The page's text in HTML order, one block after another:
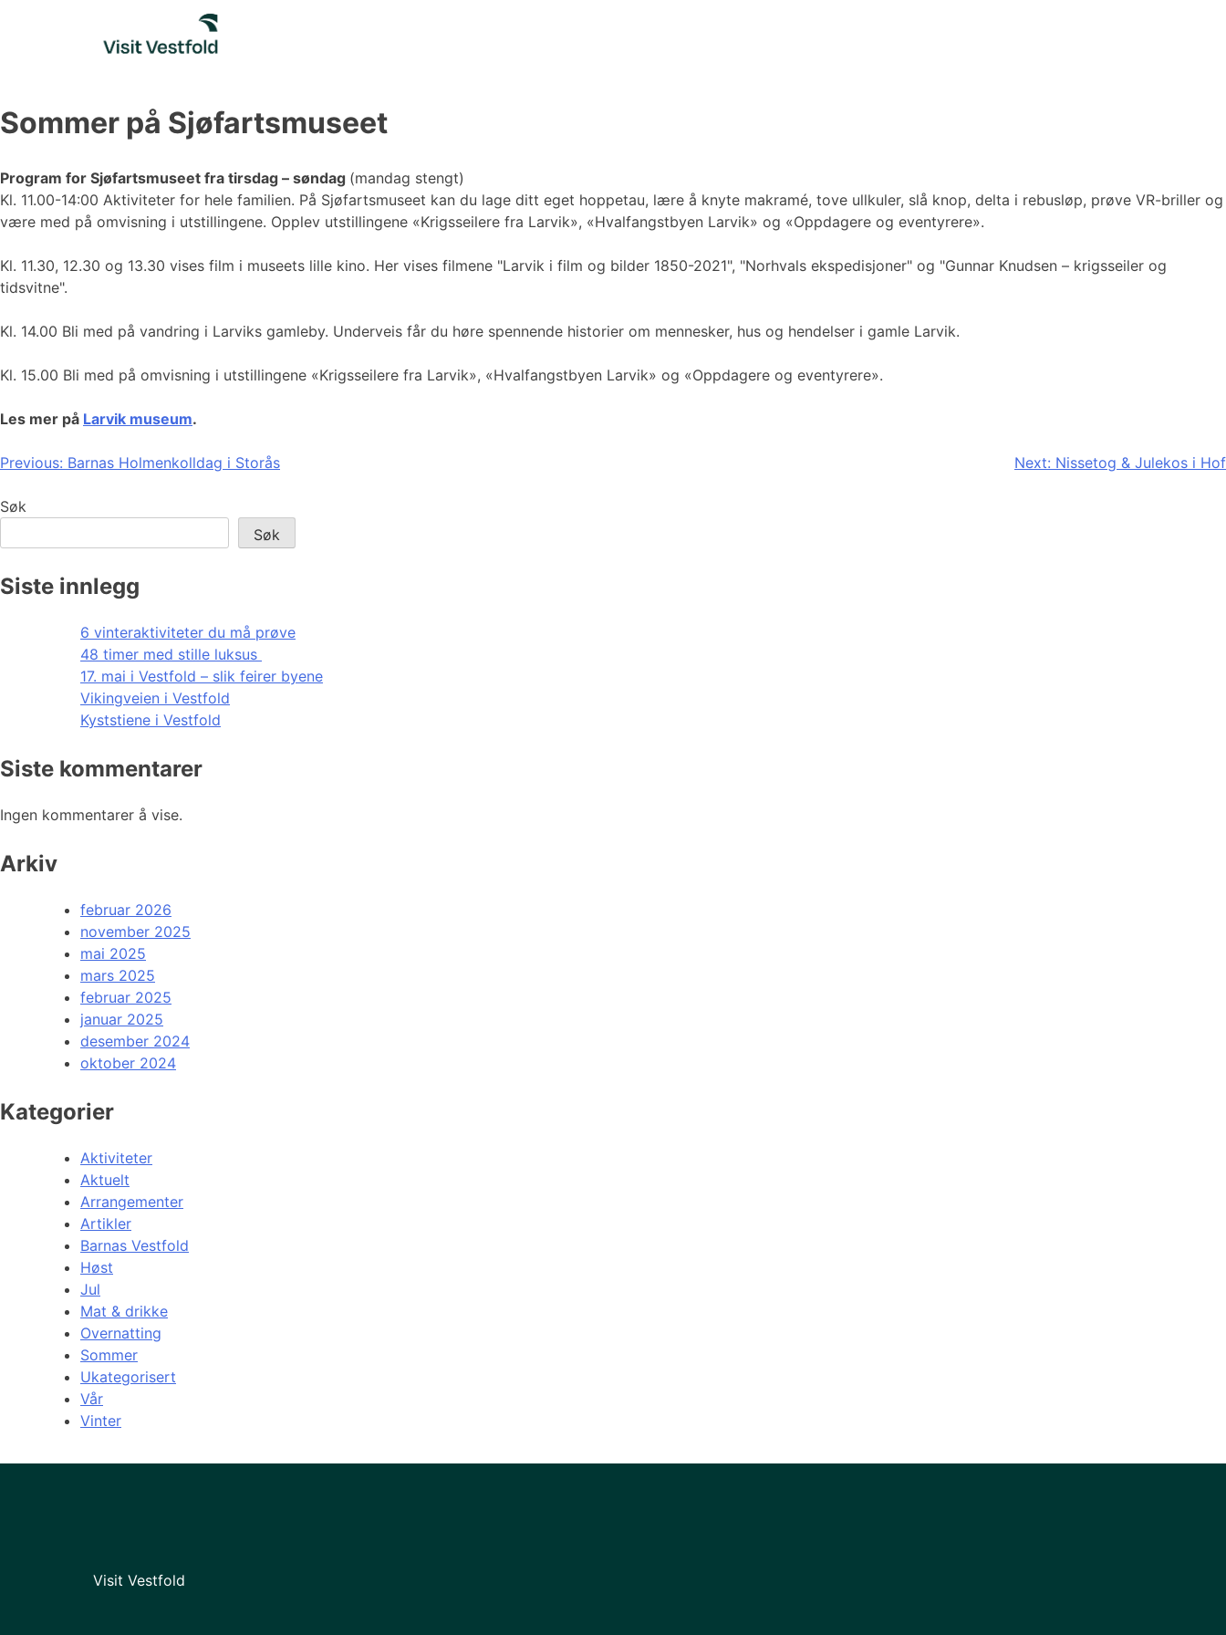
Sommer på Sjøfartsmuseet
Program for Sjøfartsmuseet fra tirsdag – søndag (mandag stengt)
Kl. 11.00-14:00 Aktiviteter for hele familien. På Sjøfartsmuseet kan du lage ditt eget hoppetau, lære å knyte makramé, tove ullkuler, slå knop, delta i rebusløp, prøve VR-briller og
være med på omvisning i utstillingene. Opplev utstillingene «Krigsseilere fra Larvik», «Hvalfangstbyen Larvik» og «Oppdagere og eventyrere».
Kl. 11.30, 12.30 og 13.30 vises film i museets lille kino. Her vises filmene "Larvik i film og bilder 1850-2021", "Norhvals ekspedisjoner" og "Gunnar Knudsen – krigsseiler og
tidsvitne".
Kl. 14.00 Bli med på vandring i Larviks gamleby. Underveis får du høre spennende historier om mennesker, hus og hendelser i gamle Larvik.
Kl. 15.00 Bli med på omvisning i utstillingene «Krigsseilere fra Larvik», «Hvalfangstbyen Larvik» og «Oppdagere og eventyrere».
Les mer på Larvik museum.
Innleggsnavigasjon
Previous: Barnas Holmenkolldag i Storås Next: Nissetog & Julekos i Hof
Søk
Søk
Siste innlegg
6 vinteraktiviteter du må prøve
48 timer med stille luksus
17. mai i Vestfold – slik feirer byene
Vikingveien i Vestfold
Kyststiene i Vestfold
Siste kommentarer
Ingen kommentarer å vise.
Arkiv
februar 2026
november 2025
mai 2025
mars 2025
februar 2025
januar 2025
desember 2024
oktober 2024
Kategorier
Aktiviteter
Aktuelt
Arrangementer
Artikler
Barnas Vestfold
Høst
Jul
Mat & drikke
Overnatting
Sommer
Ukategorisert
Vår
Vinter
Visit Vestfold